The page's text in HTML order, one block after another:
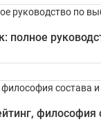
философия